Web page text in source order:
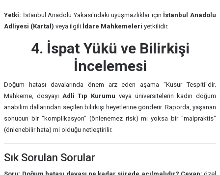
Yetki: İstanbul Anadolu Yakası'ndaki uyuşmazlıklar için İstanbul Anadolu
Adliyesi (Kartal) veya ilgili İdare Mahkemeleri yetkilidir.
4. İspat Yükü ve Bilirkişi
İncelemesi
Doğum hatası davalarında önem arz eden aşama "Kusur Tespiti"dir.
Mahkeme, dosyayı Adli Tıp Kurumu veya üniversitelerin kadın doğum
anabilim dallarından seçilen bilirkişi heyetlerine gönderir. Raporda, yaşanan
sonucun bir "komplikasyon" (önlenemez risk) mı yoksa bir "malpraktis"
(önlenebilir hata) mi olduğu netleştirilir.
Sık Sorulan Sorular